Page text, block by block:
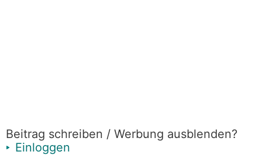
Beitrag schreiben / Werbung ausblenden?
Einloggen